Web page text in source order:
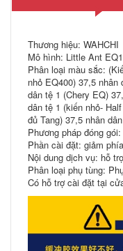
Thương hiệu: WAHCHI
Mô hình: Little Ant
Phân loại màu sắc:
nhỏ EQ400) 37,5
dân tệ 1 (Chery EQ)
dân tệ 1 (kiến nhỏ-
đủ Tang) 37,5 nhân
Phương pháp đóng
Phần cài đặt: giảm
Nội dung dịch vụ: hỗ
Phân loại phụ tùng:
Có hỗ trợ cài đặt tại